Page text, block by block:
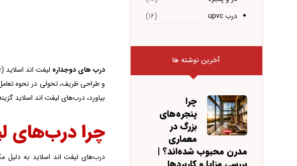
درب های دوجداره
و طراحی ظریف، تحولی در نحوه تعامل
بیاورد، درب‌های لیفت اند اسلاید
چرا درب‌های
درب‌های لیفت اند اسلاید به دلیل
درب upvc
(۱۶)
آخرین نوشته ها
چرا
پنجره‌های
بزرگ در
معماری
مدرن محبوب شده‌اند؟ |